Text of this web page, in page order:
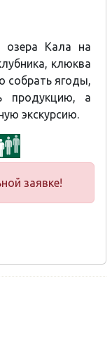
озера Кала на
клюква
собрать ягоды,
продукцию, а
экскурсию.
заявке!